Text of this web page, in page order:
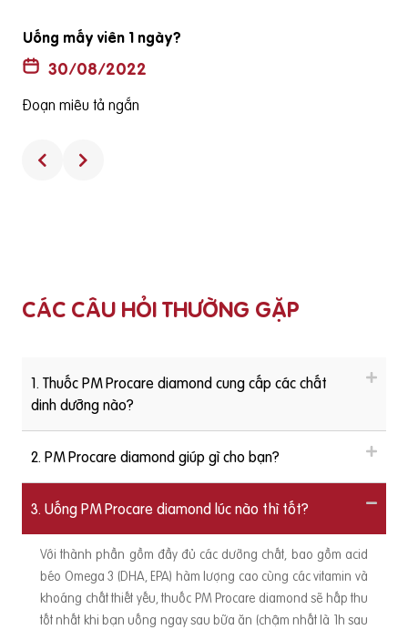
vợ lớn tuổi đã
Thuốc không có hộp và hướng dẫn sử
hàng thật
CÁC CÂU HỎI THƯỜNG GẶP
1. Thuốc PM Procare diamond cung cấp các chất
dinh dưỡng nào?
2. PM Procare diamond giúp gì cho bạn?
3. Uống PM Procare diamond lúc nào thì tốt?
Với thành phần gồm đầy đủ các dưỡng chất, bao gồm acid
béo Omega 3 (DHA, EPA) hàm lượng cao cùng các vitamin và
khoáng chất thiết yếu, thuốc PM Procare diamond sẽ hấp thu
tốt nhất khi bạn uống ngay sau bữa ăn (chậm nhất là 1h sau